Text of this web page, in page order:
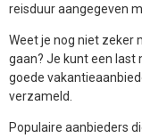
reisduur aangegeven
Weet je nog niet zeker
gaan? Je kunt een last
goede
verzameld.
Populaire aanbieders